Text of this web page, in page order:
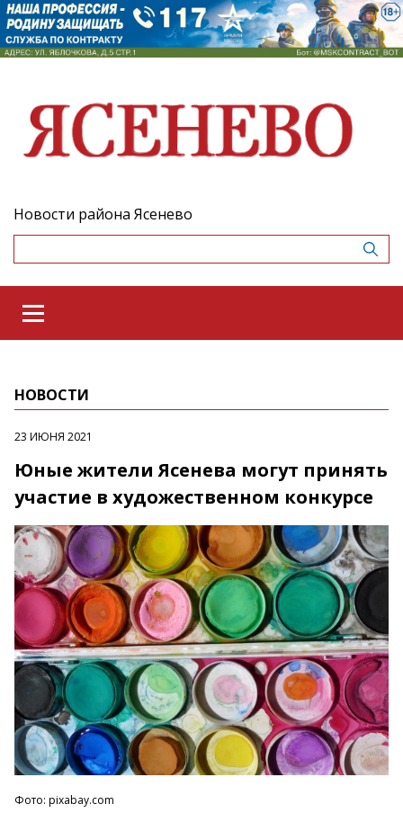
Новости района Ясенево
НОВОСТИ
23 ИЮНЯ 2021
Юные жители Ясенева могут принять
участие в художественном конкурсе
Фото: pixabay.com